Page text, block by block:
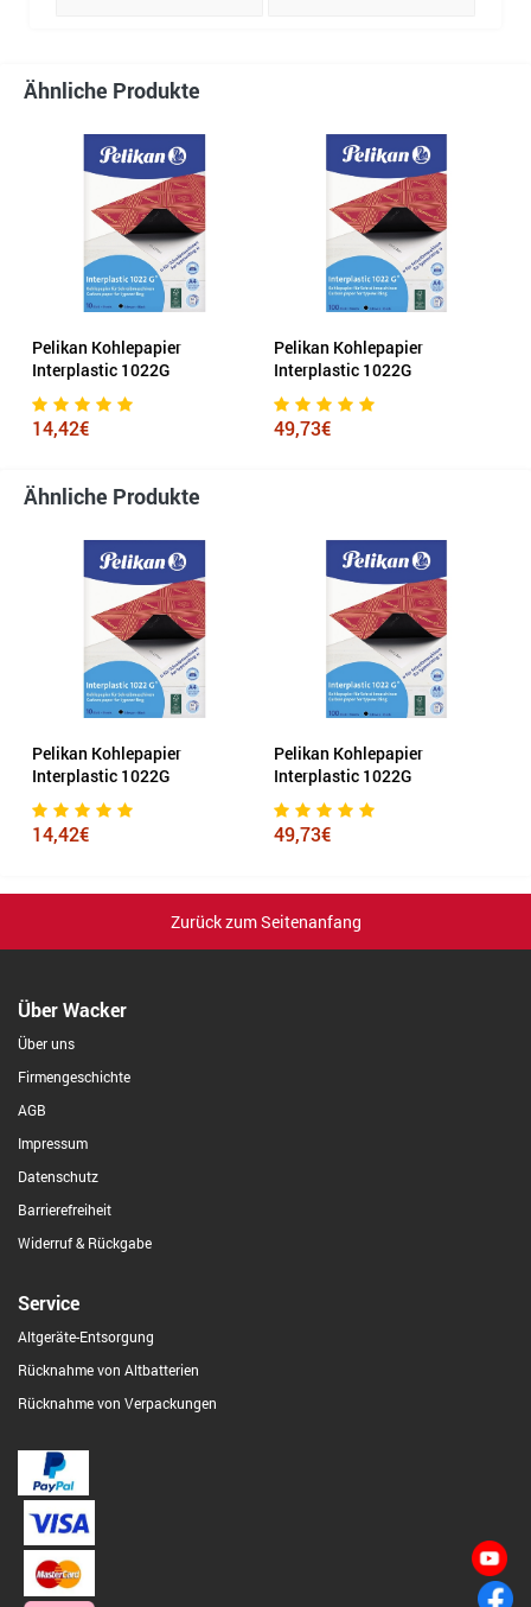
Ähnliche Produkte
Pelikan Kohlepapier
Interplastic 1022G
14,42€
Pelikan Kohlepapier
Interplastic 1022G
49,73€
Ähnliche Produkte
Pelikan Kohlepapier
Interplastic 1022G
14,42€
Pelikan Kohlepapier
Interplastic 1022G
49,73€
Zurück zum Seitenanfang
Über Wacker
Über uns
Firmengeschichte
AGB
Impressum
Datenschutz
Barrierefreiheit
Widerruf & Rückgabe
Service
Altgeräte-Entsorgung
Rücknahme von Altbatterien
Rücknahme von Verpackungen